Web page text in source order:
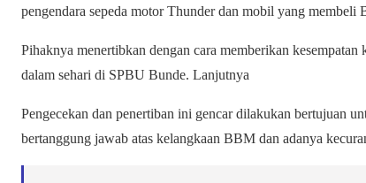
pengendara sepeda motor Thunder dan mobil yang membeli
Pihaknya menertibkan dengan cara memberikan
dalam sehari di SPBU Bunde. Lanjutnya
Pengecekan dan penertiban ini gencar dilakukan bertujuan
bertanggung jawab atas kelangkaan BBM dan adanya